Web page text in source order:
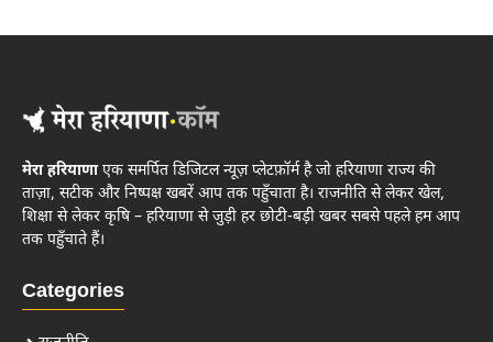
मेरा हरियाणाएक समर्पित डिजिटल न्यूज़ प्लेटफ़ॉर्म है जो हरियाणा राज्य की
ताज़ा, सटीक और निष्पक्ष खबरें आप तक पहुँचाता है। राजनीति से लेकर खेल,
शिक्षा से लेकर कृषि – हरियाणा से जुड़ी हर छोटी-बड़ी खबर सबसे पहले हम आप
तक पहुँचाते हैं।
Categories